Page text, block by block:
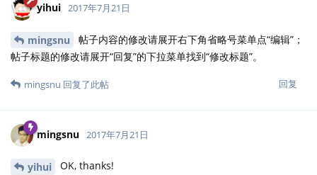
yihui 2017年7月21日
mingsnu
帖子内容的修改请展开右下角省略号菜单点“编辑”；
帖子标题的修改请展开“回复”的下拉菜单找到“修改标题”。
回复
mingsnu 回复了此帖
mingsnu 2017年7月21日
yihui OK, thanks!